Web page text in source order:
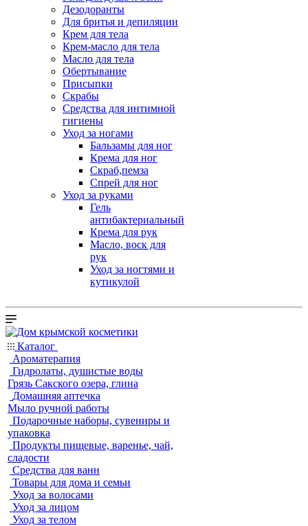
Дезодоранты
Для бритья и депиляции
Крем для тела
Крем-масло для тела
Масло для тела
Обертывание
Присыпки
Скрабы
Средства для интимной
гигиены
Уход за ногами
Бальзамы для ног
Крема для ног
Скраб,пемза
Спрей для ног
Уход за руками
Гель
антибактериальный
Крема для рук
Масло, воск для
рук
Уход за ногтями и
кутикулой
Каталог
Ароматерапия
Гидролаты, душистые воды
Грязь Сакского озера, глина
Домашняя аптечка
Мыло ручной работы
Подарочные наборы, сувениры и
упаковка
Продукты пищевые, варенье, чай,
сладости
Средства для ванн
Товары для дома и семьи
Уход за волосами
Уход за лицом
Уход за телом